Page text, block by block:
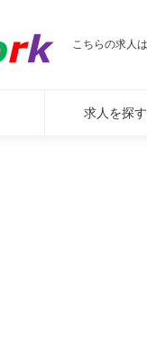
こちらの求人
求人を探す